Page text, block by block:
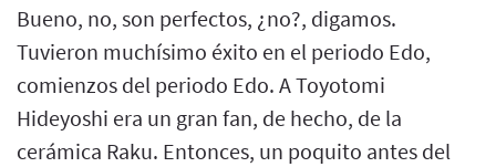
Bueno, no, son perfectos, ¿no?, digamos.
Tuvieron muchísimo éxito en el periodo Edo,
comienzos del periodo Edo. A Toyotomi
Hideyoshi era un gran fan, de hecho, de la
cerámica Raku. Entonces, un poquito antes del